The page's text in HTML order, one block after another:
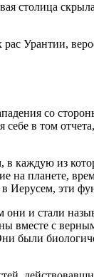
столица
Урантии,
со
в том
каждую из
планете,
в Иерусем, эти
и стали
вместе с
были